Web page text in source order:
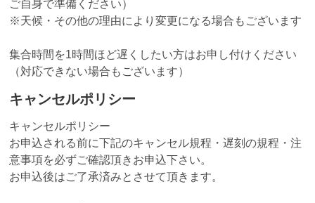
ご自身で準備ください）
※天候・その他の理由により変更になる場合もございます
集合時間を1時間ほど遅くしたい方はお申し付けください
（対応できない場合もございます）
キャンセルポリシー
キャンセルポリシー
お申込される前に下記のキャンセル規程・遅刻の規程・注
意事項を必ずご確認頂きお申込下さい。
お申込後はご了承済みとさせて頂きます。